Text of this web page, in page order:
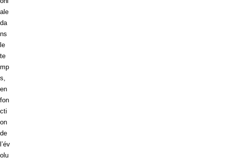
ale
da
ns
le
te
mp
s,
en
fon
cti
on
de
l’év
olu